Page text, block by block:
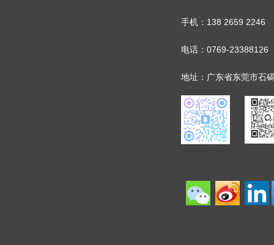
手机：138 2659 2246
电话：0769-23388126
地址：广东省东莞市石